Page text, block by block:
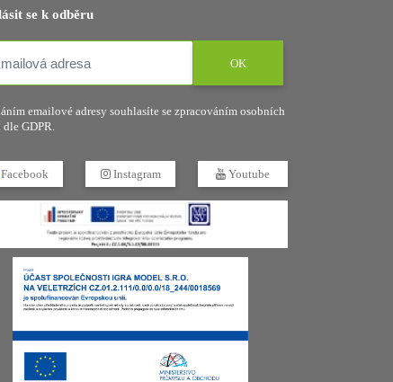
se k odběru
OK
emailové adresy souhlasíte se zpracováním osobních
dle GDPR.
Instagram Youtube